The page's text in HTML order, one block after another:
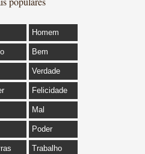
Homem
Bem
Verdade
Felicidade
Mal
Poder
Trabalho